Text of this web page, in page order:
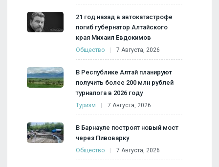
21 год назад в автокатастрофе
погиб губернатор Алтайского
края Михаил Евдокимов
Общество 7 Августа, 2026
В Республике Алтай планируют
получить более 200 млн рублей
турналога в 2026 году
Туризм 7 Августа, 2026
В Барнауле построят новый мост
через Пивоварку
Общество 7 Августа, 2026